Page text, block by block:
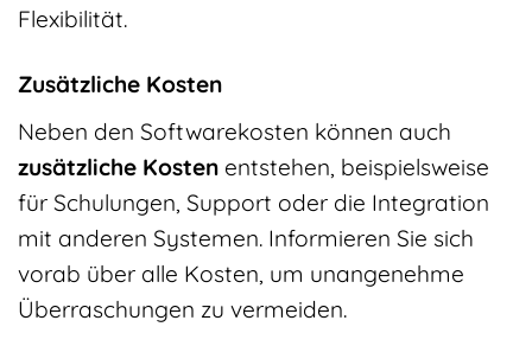
Flexibilität.
Zusätzliche Kosten
Neben den Softwarekosten können auch
zusätzliche Kosten entstehen, beispielsweise
für Schulungen, Support oder die Integration
mit anderen Systemen. Informieren Sie sich
vorab über alle Kosten, um unangenehme
Überraschungen zu vermeiden.